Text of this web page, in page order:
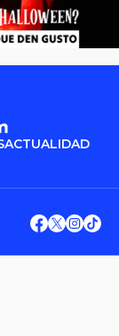
ACTUALIDAD